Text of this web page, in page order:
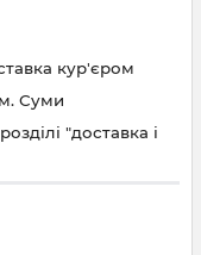
кур'єром
м. Суми
"доставка і